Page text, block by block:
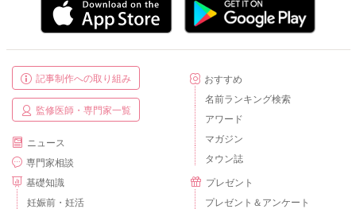
記事制作への取り組み
監修医師・専門家一覧
ニュース
専門家相談
基礎知識
妊娠前・妊活
おすすめ
名前ランキング検索
アワード
マガジン
タウン誌
プレゼント
プレゼント＆アンケート